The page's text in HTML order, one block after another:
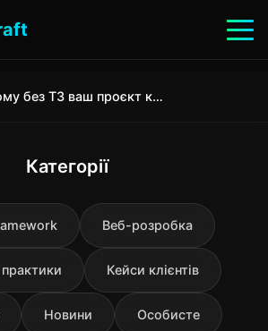
Чому без ТЗ ваш проєкт коштуватиме вдвічі дорожче
Категорії
Веб-розробка
Кейси клієнтів
Новини Особисте